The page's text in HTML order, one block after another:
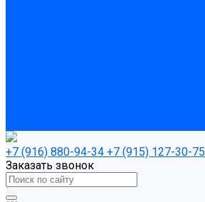
+7 (916) 880-94-34 +7 (915) 127-30-75
Заказать звонок